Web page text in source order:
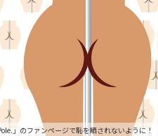
」のファンページで恥を晒されないように！